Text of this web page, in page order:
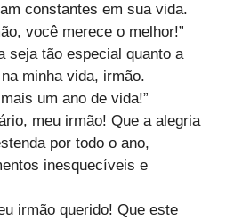
constantes em sua vida.
você merece o melhor!”
seja tão especial quanto a
minha vida, irmão.
um ano de vida!”
meu irmão! Que a alegria
por todo o ano,
inesquecíveis e
irmão querido! Que este